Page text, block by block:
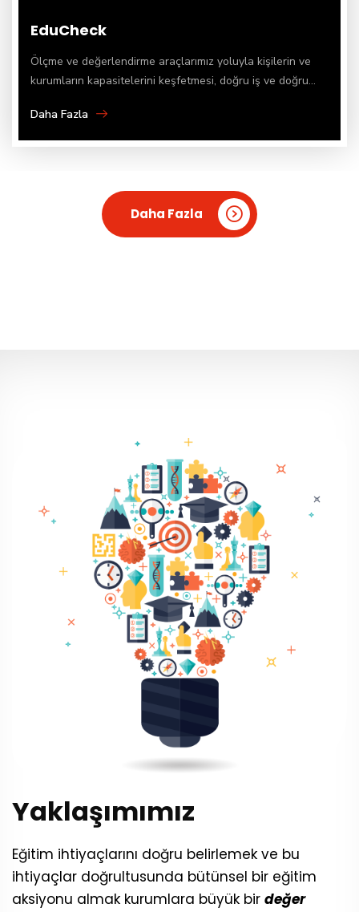
EduCheck
Ölçme ve değerlendirme araçlarımız yoluyla kişilerin ve
kurumların kapasitelerini keşfetmesi, doğru iş ve doğru...
Daha Fazla
Daha Fazla
Yaklaşımımız
Eğitim ihtiyaçlarını doğru belirlemek ve bu
ihtiyaçlar doğrultusunda bütünsel bir eğitim
aksiyonu almak kurumlara büyük bir değer